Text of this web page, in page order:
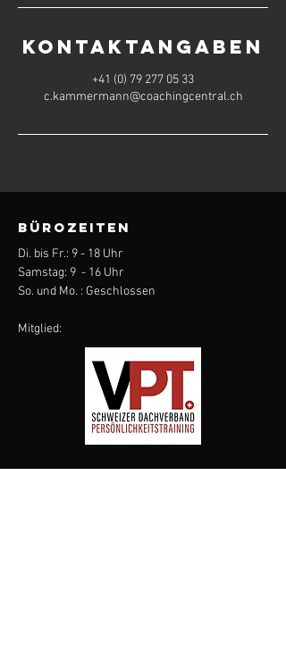
Kontaktangaben
+41 (0) 79 277 05 33
c.kammermann@coachingcentral.ch
BÜROZEITEN
Di. bis Fr.: 9 - 18 Uhr
Samstag: 9 - 16 Uhr
So. und Mo. : Geschlossen
Mitglied: